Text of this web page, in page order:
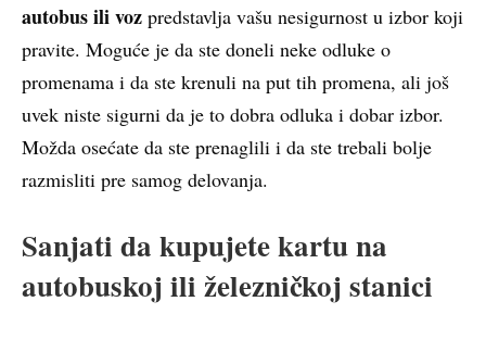
autobus ili voz predstavlja vašu nesigurnost u izbor koji
pravite. Moguće je da ste doneli neke odluke o
promenama i da ste krenuli na put tih promena, ali još
uvek niste sigurni da je to dobra odluka i dobar izbor.
Možda osećate da ste prenaglili i da ste trebali bolje
razmisliti pre samog delovanja.
Sanjati da kupujete kartu na
autobuskoj ili železničkoj stanici